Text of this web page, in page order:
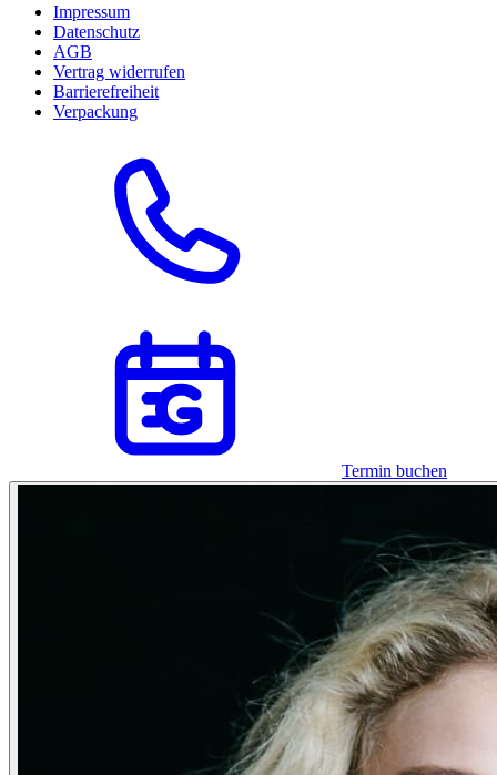
Impressum
Datenschutz
AGB
Vertrag widerrufen
Barrierefreiheit
Verpackung
Termin buchen